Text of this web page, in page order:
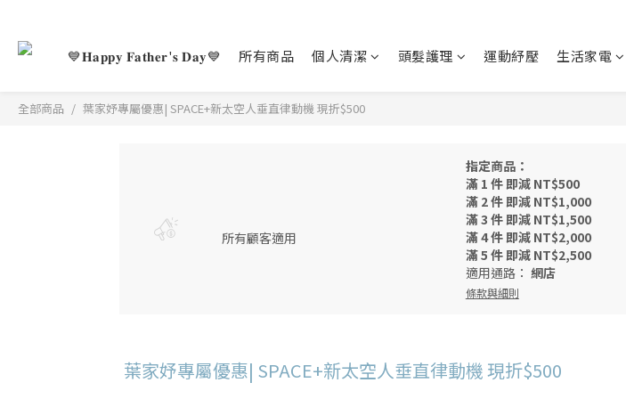
💙𝐇𝐚𝐩𝐩𝐲 𝐅𝐚𝐭𝐡𝐞𝐫'𝐬 𝐃𝐚𝐲💙 所有商品 個人清潔 頭髮護理 運動紓壓 生活家電
全部商品 葉家妤專屬優惠| SPACE+新太空人垂直律動機 現折$500
所有顧客適用
指定商品：
滿 1 件 即減 NT$500
滿 2 件 即減 NT$1,000
滿 3 件 即減 NT$1,500
滿 4 件 即減 NT$2,000
滿 5 件 即減 NT$2,500
適用通路： 網店
條款與細則
葉家妤專屬優惠| SPACE+新太空人垂直律動機 現折$500